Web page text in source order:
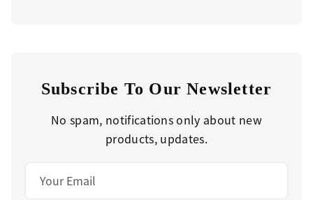
Subscribe To Our Newsletter
No spam, notifications only about new
products, updates.